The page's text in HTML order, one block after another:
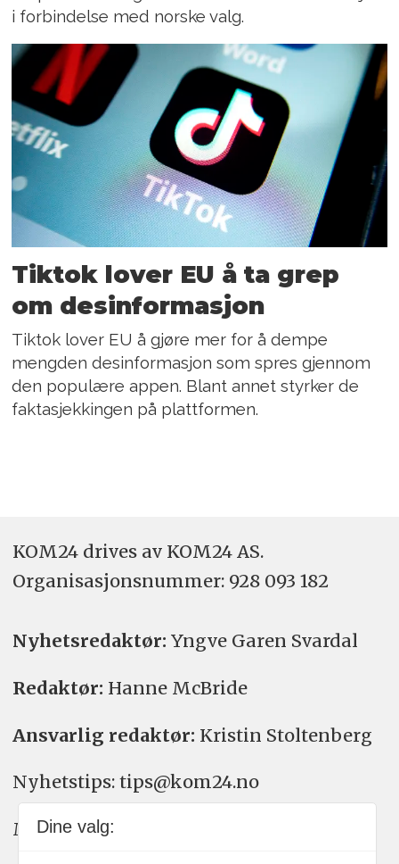
i forbindelse med norske valg.
Tiktok lover EU å ta grep
om desinformasjon
Tiktok lover EU å gjøre mer for å dempe
mengden desinformasjon som spres gjennom
den populære appen. Blant annet styrker de
faktasjekkingen på plattformen.
KOM24 drives av KOM24 AS.
Organisasjons­nummer: 928 093 182
Nyhetsredaktør: Yngve Garen Svardal
Redaktør: Hanne McBride
Ansvarlig redaktør: Kristin Stoltenberg
Nyhetstips: tips@kom24.no
Meninger: meninger@kom24.no
Dine valg: